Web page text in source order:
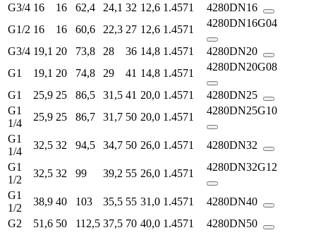
G3/4 16 16 62,4 24,1 32 12,6 1.4571
4280DN16
G1/2 16 16 60,6 22,3 27 12,6 1.4571
4280DN16G04
G3/4 19,1 20 73,8 28 36 14,8 1.4571
4280DN20
G1
19,1 20 74,8 29 41 14,8 1.4571
4280DN20G08
G1 25,9 25 86,5 31,5 41 20,0 1.4571
4280DN25
G1
1/4
25,9 25 86,7 31,7 50 20,0 1.4571
4280DN25G10
G1
1/4
32,5 32 94,5 34,7 50 26,0 1.4571
4280DN32
G1
1/2
32,5 32 99 39,2 55 26,0 1.4571
4280DN32G12
G1
1/2
38,9 40 103 35,5 55 31,0 1.4571
4280DN40
G2
51,6 50 112,5 37,5 70 40,0 1.4571 4280DN50